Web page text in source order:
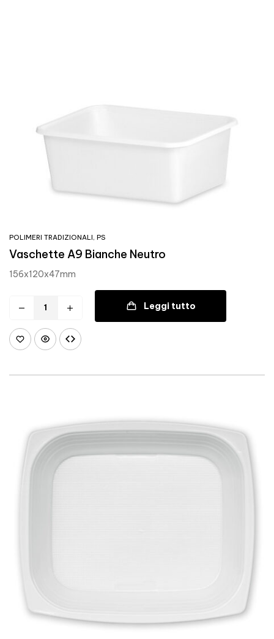
POLIMERI TRADIZIONALI, PS
Vaschette A9 Bianche Neutro
156x120x47mm
Leggi tutto